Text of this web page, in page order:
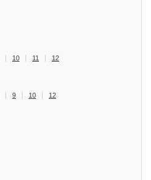
10 11 12
9 10 12